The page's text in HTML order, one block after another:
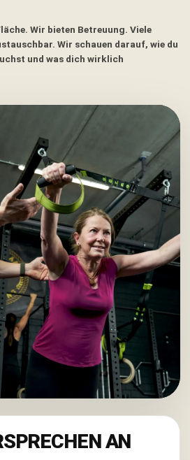
Wir bieten Betreuung. Viele
Wir schauen darauf, wie du
und was dich wirklich
AN